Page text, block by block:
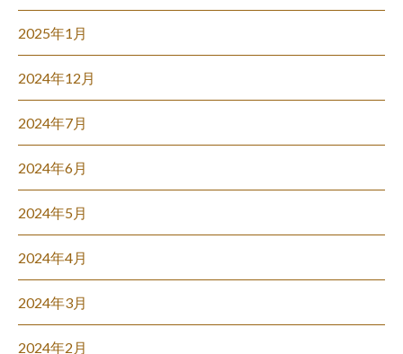
2025年1月
2024年12月
2024年7月
2024年6月
2024年5月
2024年4月
2024年3月
2024年2月